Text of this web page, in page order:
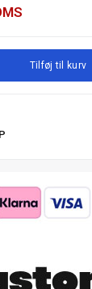
Tilføj til kurv